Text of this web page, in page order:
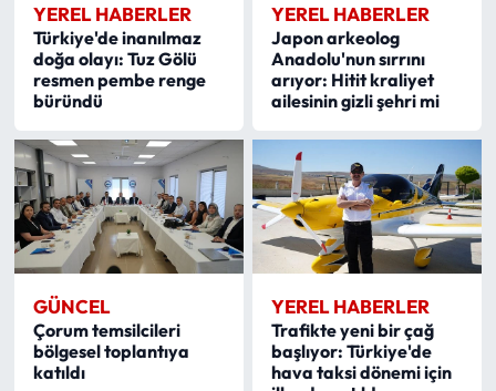
YEREL HABERLER
Türkiye'de inanılmaz
doğa olayı: Tuz Gölü
resmen pembe renge
büründü
YEREL HABERLER
Japon arkeolog
Anadolu'nun sırrını
arıyor: Hitit kraliyet
ailesinin gizli şehri mi
GÜNCEL
Çorum temsilcileri
bölgesel toplantıya
katıldı
YEREL HABERLER
Trafikte yeni bir çağ
başlıyor: Türkiye'de
hava taksi dönemi için